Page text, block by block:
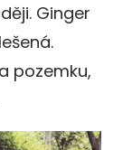
Ginger
pozemku,